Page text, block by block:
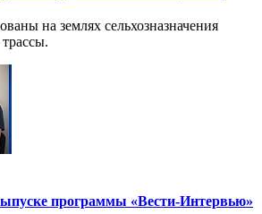
на землях сельхозназначения
программы «Вести-Интервью»